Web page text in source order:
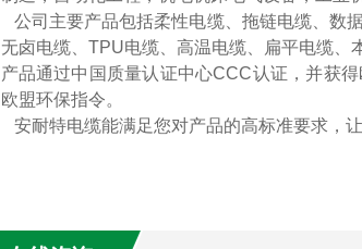
公司主要产品包括柔性电缆、拖链电缆、数
无卤电缆、 TPU电缆、高温电缆、扁平电缆、
产品通过中国质量认证中心CCC认证，并获
欧盟环保指令。
安耐特电缆能满足您对产品的高标准要求，